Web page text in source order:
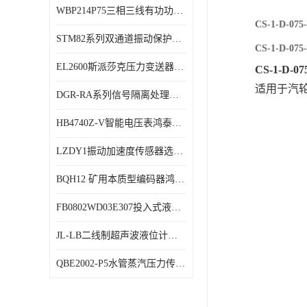
特殊用处传感器
特殊用途变送器
WBP214P75三相三线有功功率传感器鸿泰顺达产品稳定性好
STM82系列双通道振动保护表鸿泰产品技术规格
EL2600斯派莎克压力变送器技术规格
DGR-RA系列信号隔离处理器鸿泰产品技术规格
HB4740Z-V智能电压表鸿泰产品外形美观大方
LZDY1振动加速度传感器选型资料
BQH12 矿用本质型编码器鸿泰产品实物展示
FB0802WD03E307投入式液位计鸿泰产品选型参数
JL-LB二线制超声波液位计鸿泰产品外形美观大方
QBE2002-P5水管蒸汽压力传感器西门子产品技术规格
CS-1-D-
CS-1-D-
CS-1-D-
适用于汽